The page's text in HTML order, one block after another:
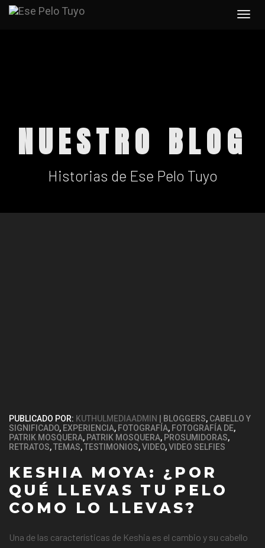
NUESTRO BLOG
Historias de Ese Pelo Tuyo
PUBLICADO POR: KUTHULMEDIAADMIN BLOGGERS, CABELLO Y
SIGNIFICADO, EXPERIENCIA, FOTOGRAFÍA, FOTOGRAFÍA DE,
PATRIK MOSQUERA, PATRIK MOSQUERA, PROSUMIDORAS,
RETRATOS,TEMAS,TESTIMONIOS,VIDEO,VIDEO SELFIES
KESHIA MOYA: ¿POR
QUÉ LLEVAS TU PELO
COMO LO LLEVAS?
Una de las características de Keshia es el cambio y su cabello